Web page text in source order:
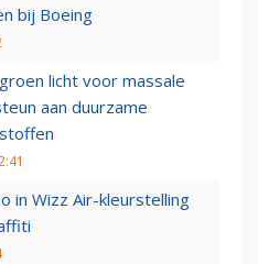
bij Boeing
licht voor massale
aan duurzame
in Wizz Air-kleurstelling